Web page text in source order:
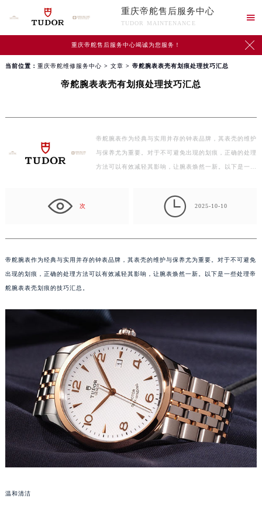
重庆帝舵售后服务中心
TUDOR MAINTENANCE

重庆帝舵售后服务中心竭诚为您服务！ 
当前位置： 重庆帝舵维修服务中心 > 文章 > 帝舵腕表表壳有划痕处理技巧汇总
帝舵腕表表壳有划痕处理技巧汇总
帝舵腕表作为经典与实用并存的钟表品牌，其表壳的维护
与保养尤为重要。对于不可避免出现的划痕，正确的处理
方法可以有效减轻其影响，让腕表焕然一新。以下是一…
次  2025-10-10
帝舵腕表作为经典与实用并存的钟表品牌，其表壳的维护与保养尤为重要。对于不可避免
出现的划痕，正确的处理方法可以有效减轻其影响，让腕表焕然一新。以下是一些处理帝
舵腕表表壳划痕的技巧汇总。
温和清洁